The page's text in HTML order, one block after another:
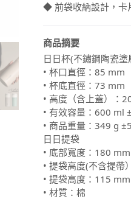
◆ 前袋收納設計，卡
商品摘要
日日杯(不鏽鋼陶瓷塗
• 杯口直徑：85 mm
• 杯底直徑：73 mm
• 高度（含上蓋）：
• 有效容量：600 ml
• 商品重量：349 g
日日提袋
• 底部寬度：180 mm
• 提袋高度(不含提帶
• 提袋高度：115 mm
• 材質：棉